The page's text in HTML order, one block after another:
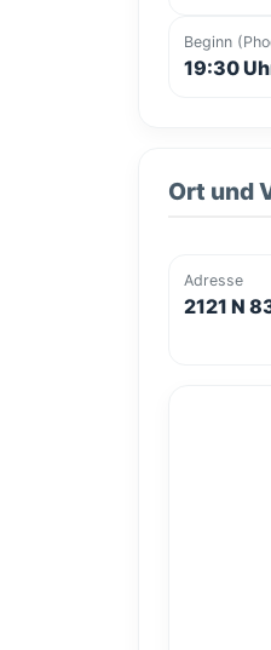
Beginn
19:30
Ort und
Adresse
2121 N